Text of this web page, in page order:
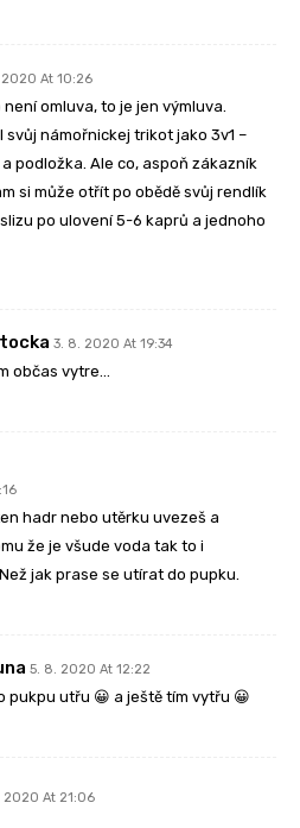
At 10:26
omluva, to je jen výmluva.
svůj námořnickej trikot jako 3v1 –
podložka. Ale co, aspoň zákazník
si může otřít po obědě svůj rendlík
po ulovení 5-6 kaprů a jednoho
3. 8. 2020 At 19:34
občas vytre…
hadr nebo utěrku uvezeš a
že je všude voda tak to i
jak prase se utírat do pupku.
5. 8. 2020 At 12:22
pukpu utřu 😀 a ještě tím vytřu 😀
2020 At 21:06